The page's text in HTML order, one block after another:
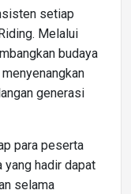
setiap
Melalui
budaya
generasi
para peserta
yang hadir dapat
selama